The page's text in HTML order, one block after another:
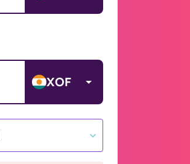
XOF